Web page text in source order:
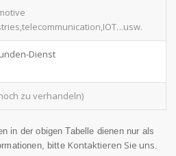
...usw.
Dienst
zu verhandeln)
in der obigen Tabelle dienen nur als
bitte Kontaktieren Sie uns.